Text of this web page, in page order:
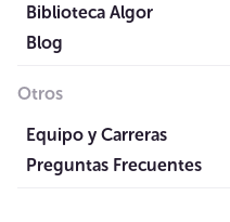
Biblioteca Algor
Blog
Otros
Equipo y Carreras
Preguntas Frecuentes